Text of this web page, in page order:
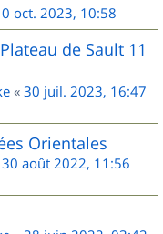
oct. 2023, 10:58
de Sault 11
« 30 juil. 2023, 16:47
Orientales
30 août 2022, 11:56